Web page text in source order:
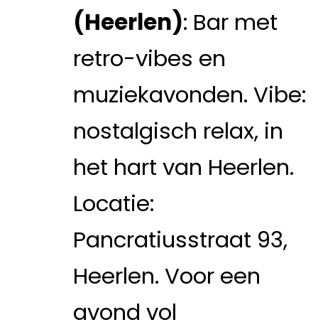
(Heerlen): Bar met
retro-vibes en
muziekavonden. Vibe:
nostalgisch relax, in
het hart van Heerlen.
Locatie:
Pancratiusstraat 93,
Heerlen. Voor een
avond vol